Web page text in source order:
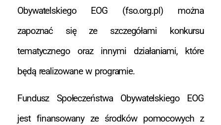
Obywatelskiego EOG (fso.org.pl) można
zapoznać się ze szczegółami konkursu
tematycznego oraz innymi działaniami, które
będą realizowane w programie.
Fundusz Społeczeństwa Obywatelskiego EOG
jest finansowany ze środków pomocowych z